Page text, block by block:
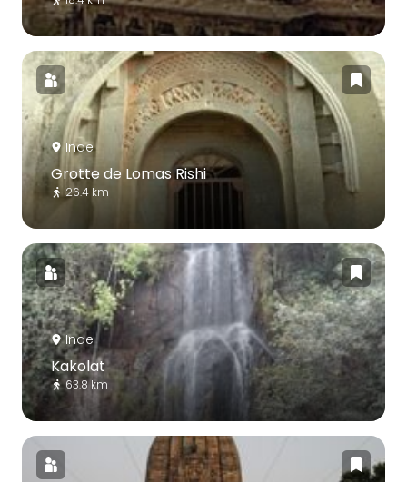
Inde
Grotte de Lomas Rishi
26.4 km
Inde
Kakolat
63.8 km